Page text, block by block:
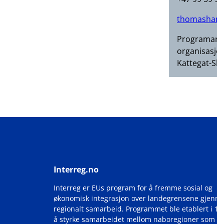
Kattegat-
Interreg.no
Interreg er EUs program for å fremme sosial og
økonomisk integrasjon over landegrensene
regionalt samarbeid. Programmet ble etablert i
å styrke samarbeidet mellom naboregioner som